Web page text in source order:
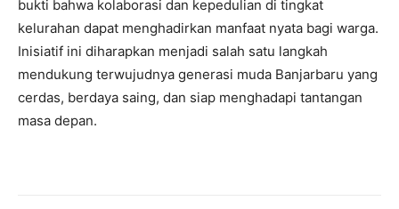
bukti bahwa kolaborasi dan kepedulian di tingkat
kelurahan dapat menghadirkan manfaat nyata bagi warga.
Inisiatif ini diharapkan menjadi salah satu langkah
mendukung terwujudnya generasi muda Banjarbaru yang
cerdas, berdaya saing, dan siap menghadapi tantangan
masa depan.